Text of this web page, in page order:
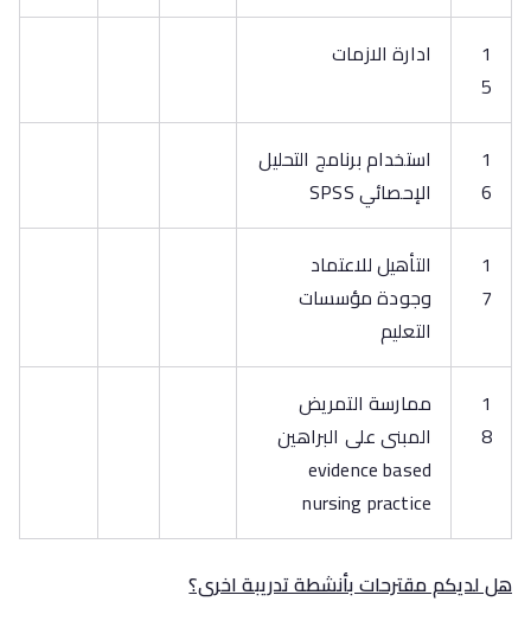
1
5
ادارة الازمات
1
6
استخدام برنامج التحليل
الإحصائي SPSS
1
7
التأهيل للاعتماد
وجودة مؤسسات
التعليم
1
8
ممارسة التمريض
المبنى على البراهين
evidence based
nursing practice
هل لديكم مقترحات بأنشطة تدريبة اخرى؟